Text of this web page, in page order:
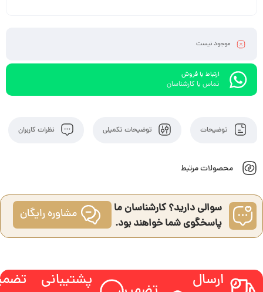
موجود نیست
ارتباط با فروش
تماس با کارشناسان
توضیحات توضیحات تکمیلی نظرات کاربران
محصولات مرتبط
سوالی دارید؟ کارشناسان ما
پاسخگوی شما خواهند بود.
مشاوره رایگان
ارسال
پشتیبانی